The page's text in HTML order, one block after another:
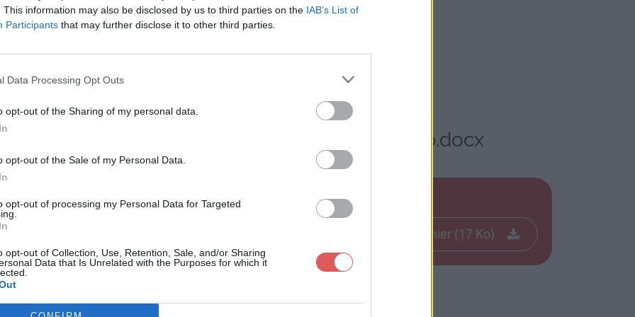
This information may also be disclosed by us to third parties on the IAB’s List of
Participants that may further disclose it to other third parties.
Data Processing Opt Outs
opt-out of the Sharing of my personal data.
opt-out of the Sale of my Personal Data.
opt-out of processing my Personal Data for Targeted
opt-out of Collection, Use, Retention, Sale, and/or Sharing
Data that Is Unrelated with the Purposes for which it
Du 07 Février 2011 au 11 Février 2011b.docx
07 Février 2011 au 11 Février 2011b.docx
Télécharger le fichier (17 Ko)